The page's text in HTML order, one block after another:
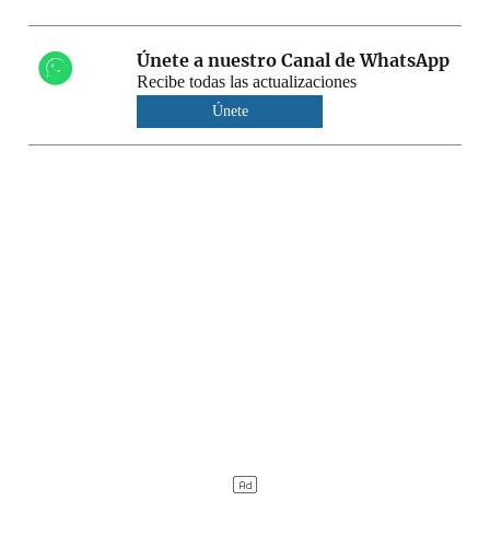
Únete a nuestro Canal de WhatsApp
Recibe todas las actualizaciones
Únete